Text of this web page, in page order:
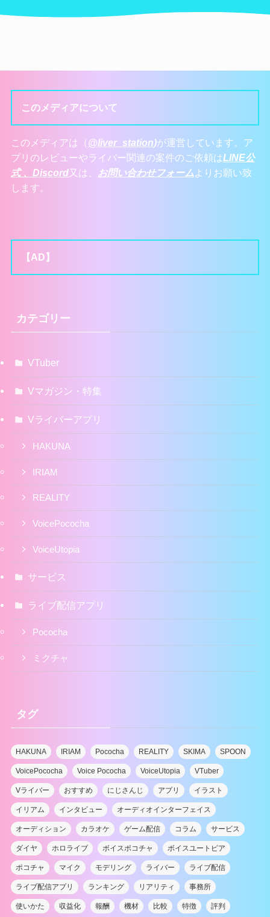
このメディアについて
このメディアは（ @liver_station)が運営しています。ア
プリのレビューやライバー関連の案件のご依頼はLINE公
式 、 Discord又は、 お問い合わせフォーム よりお願い致
します。
【AD】
カテゴリー
VTuber
Vマガジン・特集
Vライバーアプリ
HAKUNA
IRIAM
REALITY
VoicePococha
VoiceUtopia
サービス
ライブ配信アプリ
Pococha
ミクチャ
タグ
HAKUNA IRIAM Pococha REALITY SKIMA SPOON
VoicePococha Voice Pococha VoiceUtopia VTuber
Vライバー おすすめ にじさんじ アプリ イラスト
イリアム インタビュー オーディオインターフェイス
オーディション カラオケ ゲーム配信 コラム サービス
ダイヤ ホロライブ ボイスポコチャ ボイスユートピア
ポコチャ マイク モデリング ライバー ライブ配信
ライブ配信アプリ ランキング リアリティ 事務所
使いかた 収益化 報酬 機材 比較 特徴 評判